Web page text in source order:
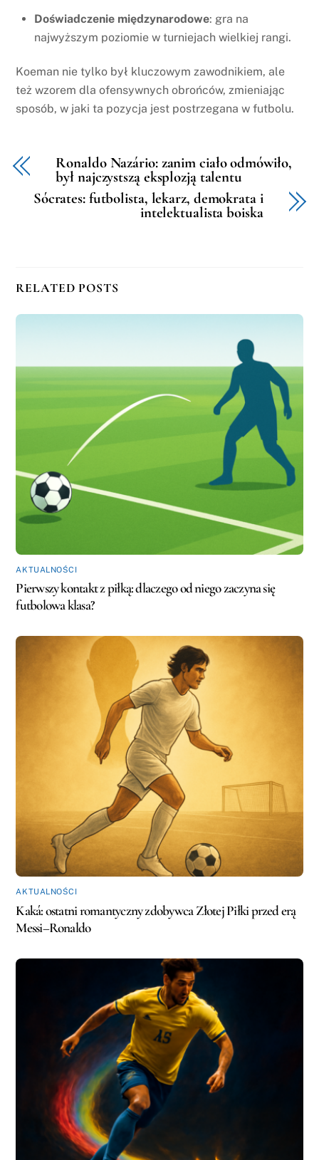
Doświadczenie międzynarodowe: gra na
najwyższym poziomie w turniejach wielkiej rangi.
Koeman nie tylko był kluczowym zawodnikiem, ale
też wzorem dla ofensywnych obrońców, zmieniając
sposób, w jaki ta pozycja jest postrzegana w futbolu.
Ronaldo Nazário: zanim ciało odmówiło,
był najczystszą eksplozją talentu
Sócrates: futbolista, lekarz, demokrata i
intelektualista boiska
RELATED POSTS
AKTUALNOŚCI
Pierwszy kontakt z piłką: dlaczego od niego zaczyna się
futbolowa klasa?
AKTUALNOŚCI
Kaká: ostatni romantyczny zdobywca Złotej Piłki przed erą
Messi–Ronaldo